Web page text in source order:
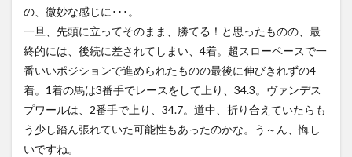
の、微妙な感じに･･･。
一旦、先頭に立ってそのまま、勝てる！と思ったものの、最
終的には、後続に差されてしまい、4着。超スローペースで一
番いいポジションで進められたものの最後に伸びきれずの4
着。1着の馬は3番手でレースをして上り、34.3。ヴァンデス
プワールは、2番手で上り、34.7。道中、折り合えていたらも
う少し踏ん張れていた可能性もあったのかな。う～ん、悔し
いですね。